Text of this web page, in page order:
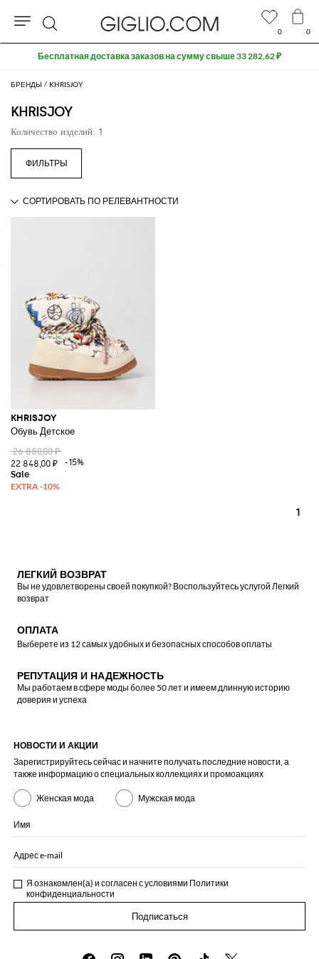
БРЕНДЫ KHRISJOY
KHRISJOY
Количество изделий: 1
KHRISJOY
Обувь Детское
26 880,00 ₽
22 848,00 ₽
-15%
1
0 0
Поиск
Бесплатная доставка заказов на сумму свыше 33 282,62 ₽
ЛЕГКИЙ ВОЗВРАТ
Вы не удовлетворены своей покупкой? Воспользуйтесь услугой Легкий
возврат
ОПЛАТА
Выберете из 12 самых удобных и безопасных способов оплаты
РЕПУТАЦИЯ И НАДЕЖНОСТЬ
Мы работаем в сфере моды более 50 лет и имеем длинную историю
доверия и успеха
НОВОСТИ И АКЦИИ
Зарегистрируйтесь сейчас и начните получать последние новости, а
также информацию о специальных коллекциях и промоакциях
Женская мода Мужская мода
Имя
Адрес e-mail
Я ознакомлен(а) и согласен с условиями Политики
конфиденциальности
Подписаться